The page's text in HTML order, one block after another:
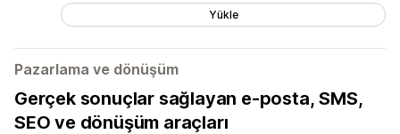
Yükle
Pazarlama ve dönüşüm
Gerçek sonuçlar sağlayan e-posta, SMS,
SEO ve dönüşüm araçları